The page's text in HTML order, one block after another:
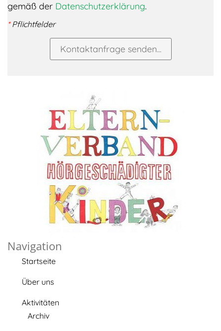
gemäß der Datenschutzerklärung.
*Pflichtfelder
Kontaktanfrage senden...
Navigation
Startseite
Über uns
Aktivitäten
Archiv